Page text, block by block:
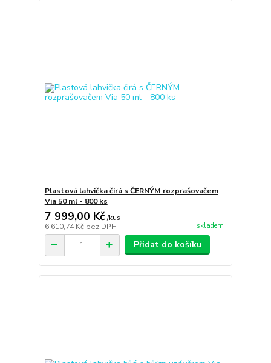
Plastová lahvička čirá s ČERNÝM rozprašovačem
Via 50 ml - 800 ks
7 999,00 Kč /kus
6 610,74 Kč bez DPH skladem
Přidat do košíku